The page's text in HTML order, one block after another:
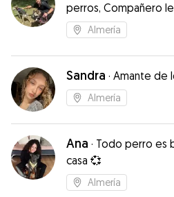
perros, Compañero
dedicado
Almería
Sandra · Amante de
Almería
Ana · Todo perro es
casa 💞
Almería